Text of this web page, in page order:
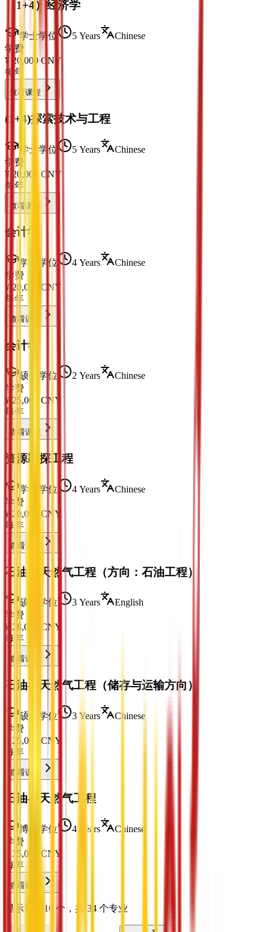
（1+4）经济学
学士学位 5 Years
Chinese
学费
¥ 20,000CNY
每年
查看课程
(1+4)探索技术与工程
学士学位 5 Years
Chinese
学费
¥ 20,000
CNY
每年
查看课程
会计学
学士学位 4 Years
Chinese
学费
¥ 20,000
CNY
每年
查看课程
会计学
硕士学位 2 Years
Chinese
学费
¥ 25,000
CNY
每年
查看课程
资源勘探工程
学士学位 4 Years
Chinese
学费
¥ 20,000
CNY
每年
查看课程
石油与天然气工程（方向：石油工程）
硕士学位 3 Years
English
学费
¥ 28,000
CNY
每年
查看课程
石油与天然气工程（储存与运输方向）
硕士学位 3 Years
Chinese
学费
25,000
CNY
每年
查看课程
石油与天然气工程
博士学位 4 Years
Chinese
学费
35,000
CNY
每年
查看课程
显示第 1-10 个，共 34 个专业